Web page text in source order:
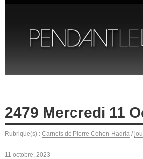
2479 Mercredi 11
Rubrique(s) : Carnets de Pierre Cohen-Hadria /
11 octobre, 2023